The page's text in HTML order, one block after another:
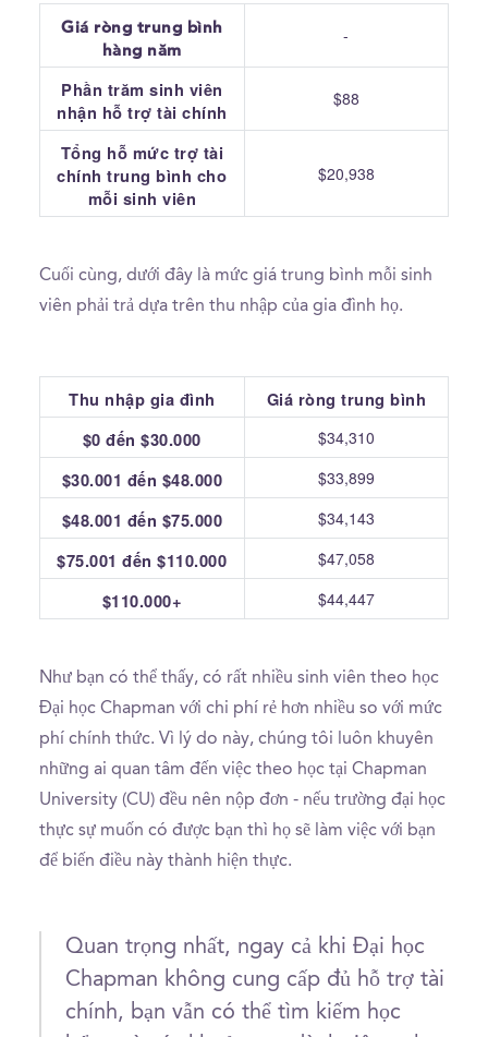
Giá ròng trung bình
hàng năm
-
Phần trăm sinh viên
nhận hỗ trợ tài chính
$88
Tổng hỗ mức trợ tài
chính trung bình cho
mỗi sinh viên
$20,938
Cuối cùng, dưới đây là mức giá trung bình mỗi sinh
viên phải trả dựa trên thu nhập của gia đình họ.
Thu nhập gia đình
Giá ròng trung bình
$0 đến $30.000
$34,310
$30.001 đến $48.000 $33,899
$48.001 đến $75.000 $34,143
$75.001 đến $110.000 $47,058
$110.000+ $44,447
Như bạn có thể thấy, có rất nhiều sinh viên theo học
Đại học Chapman với chi phí rẻ hơn nhiều so với mức
phí chính thức. Vì lý do này, chúng tôi luôn khuyên
những ai quan tâm đến việc theo học tại Chapman
University (CU) đều nên nộp đơn - nếu trường đại học
thực sự muốn có được bạn thì họ sẽ làm việc với bạn
để biến điều này thành hiện thực.
Quan trọng nhất, ngay cả khi Đại học
Chapman không cung cấp đủ hỗ trợ tài
chính, bạn vẫn có thể tìm kiếm học